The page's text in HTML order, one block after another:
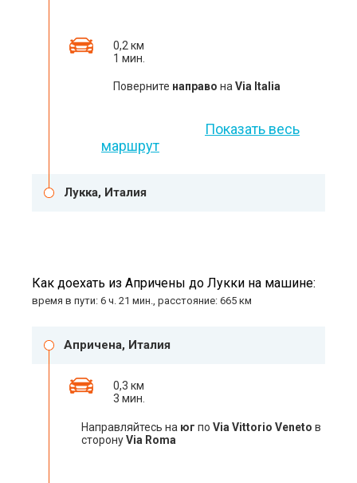
0,2 км
1 мин.
Поверните направо на Via Italia
Показать весь
маршрут
Лукка, Италия
Как доехать из Апричены до Лукки на машине:
время в пути: 6 ч. 21 мин., расстояние: 665 км
Апричена, Италия
0,3 км
3 мин.
Направляйтесь на юг по Via Vittorio Veneto в
сторонуVia Roma